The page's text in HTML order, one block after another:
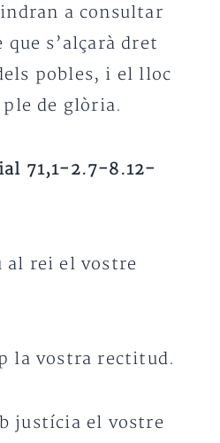
a consultar
que s’alçarà dret
pobles, i el lloc
de glòria.
71,1-2.7-8.12-
al rei el vostre
la vostra rectitud.
justícia el vostre